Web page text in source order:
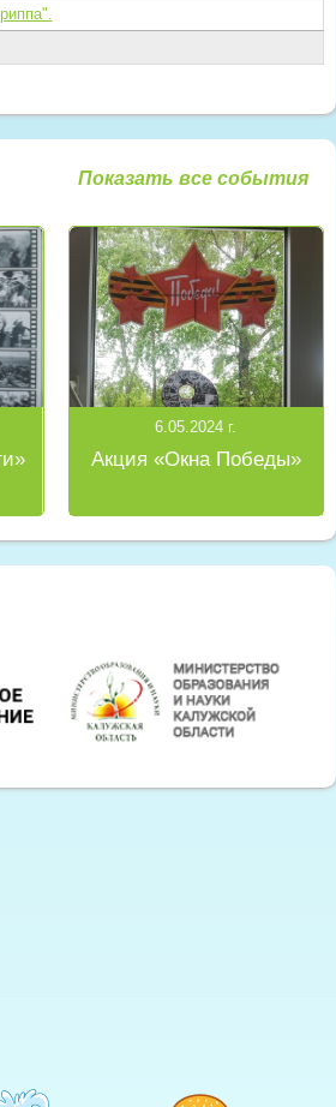
Показать все события
6.05.2024 г.
Акция «Окна Победы»